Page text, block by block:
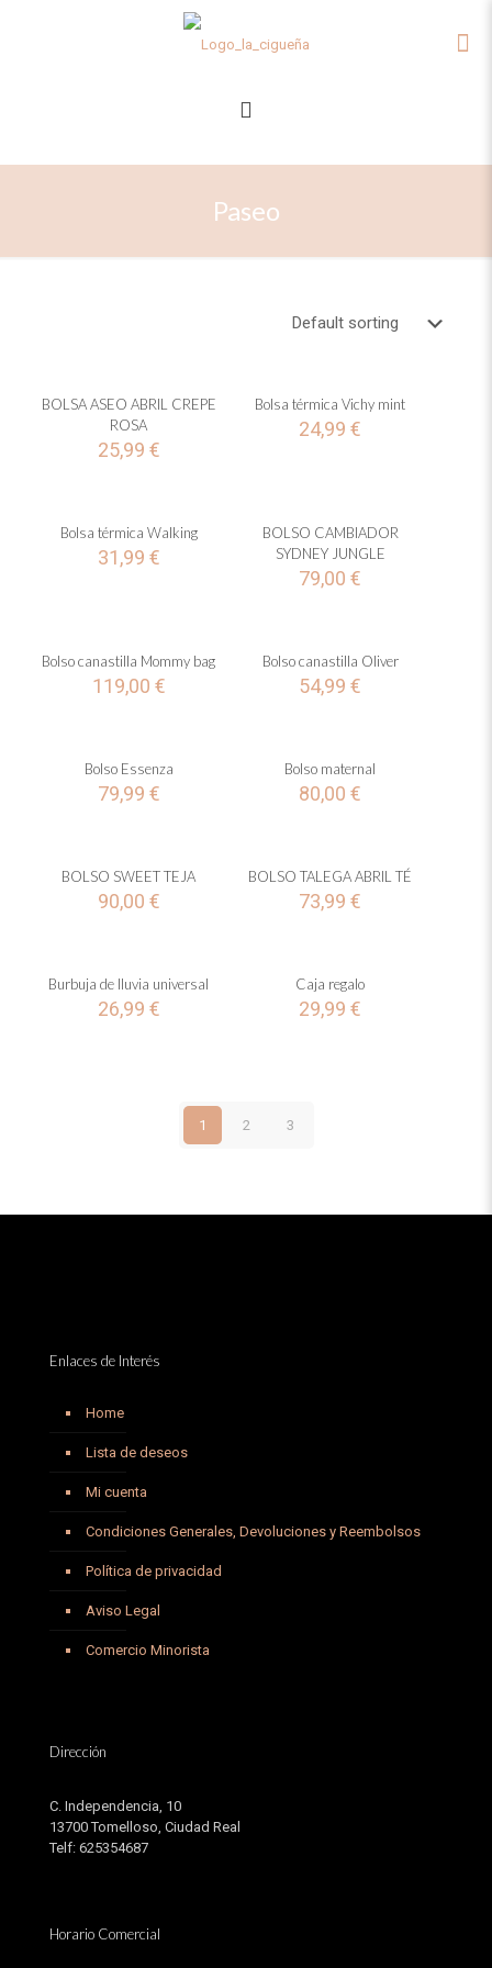
Paseo
BOLSA ASEO ABRIL CREPE
ROSA
25,99 €
Bolsa térmica Vichy mint
24,99€
Bolsa térmica Walking
31,99 €
BOLSO CAMBIADOR
SYDNEY JUNGLE
79,00€
Bolso canastilla Mommy bag
119,00 €
Bolso canastilla Oliver
54,99€
Bolso Essenza
79,99 €
Bolso maternal
80,00€
BOLSO SWEET TEJA
90,00 €
BOLSO TALEGA ABRIL TÉ
73,99€
Burbuja de lluvia universal
26,99 €
Caja regalo
29,99€
1 2 3
Enlaces de Interés
Home
Lista de deseos
Mi cuenta
Condiciones Generales, Devoluciones y Reembolsos
Política de privacidad
Aviso Legal
Comercio Minorista
Dirección
C. Independencia, 10
13700 Tomelloso, Ciudad Real
Telf: 625354687
Horario Comercial